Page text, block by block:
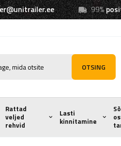
99%
OTSING
Rattad
veljed
rehvid
Lasti
kinnitamine